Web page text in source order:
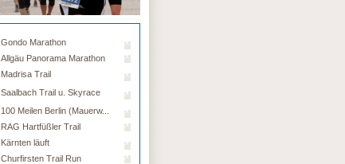
Gondo Marathon
Allgäu Panorama Marathon
Madrisa Trail
Saalbach Trail u. Skyrace
100 Meilen Berlin (Mauerw...
RAG Hartfüßler Trail
Kärnten läuft
Churfirsten Trail Run